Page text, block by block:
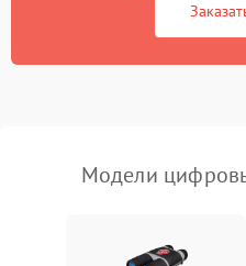
Модели